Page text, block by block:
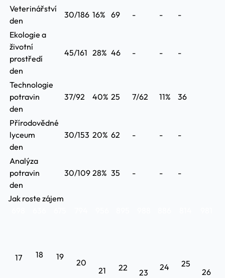
Veterinářství
den
30/186 16% 69 - -
-
Ekologie a
životní
prostředí
den
45/161 28% 46 - - -
Technologie
potravin
den
37/92 40% 25 7/62 11% 36
Přírodovědné
lyceum
den
30/153 20% 62 - - -
Analýza
potravin
den
30/109 28% 35 - - -
Jak roste zájem
17 18 19
20
21 22 23
24 25
26